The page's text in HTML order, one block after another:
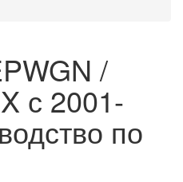
/
с 2001-
по